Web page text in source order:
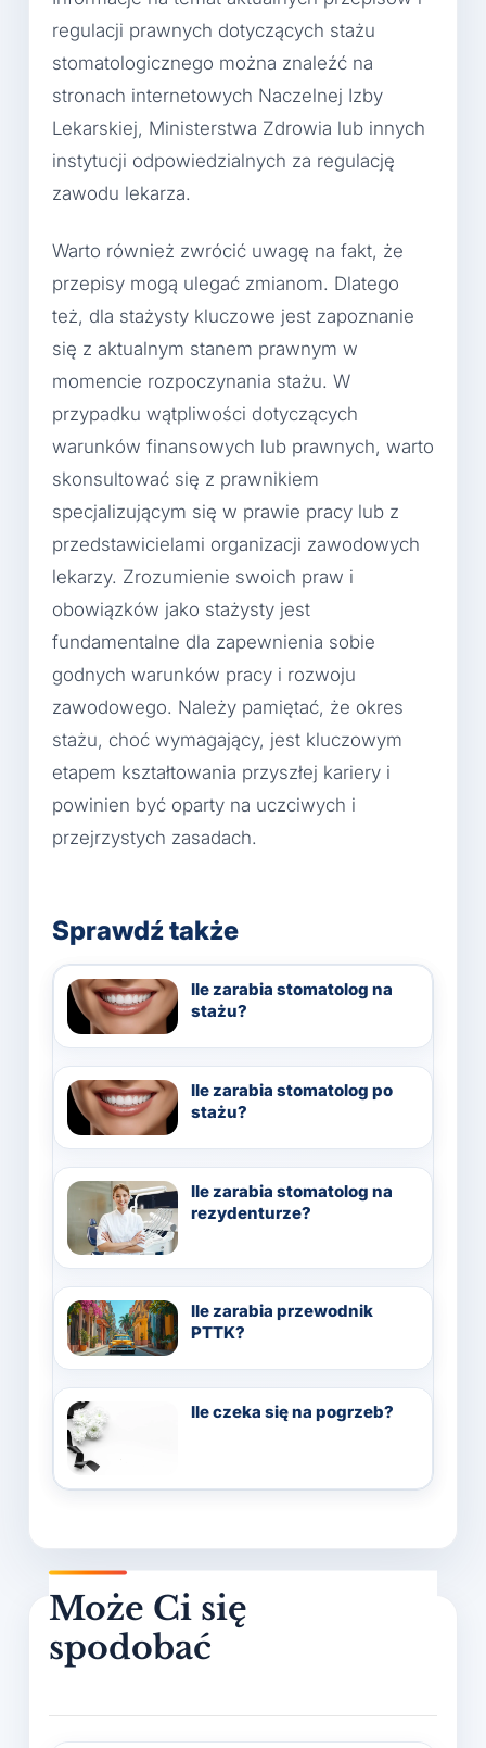
regulacji prawnych dotyczących stażu
stomatologicznego można znaleźć na
stronach internetowych Naczelnej Izby
Lekarskiej, Ministerstwa Zdrowia lub innych
instytucji odpowiedzialnych za regulację
zawodu lekarza.
Warto również zwrócić uwagę na fakt, że
przepisy mogą ulegać zmianom. Dlatego
też, dla stażysty kluczowe jest zapoznanie
się z aktualnym stanem prawnym w
momencie rozpoczynania stażu. W
przypadku wątpliwości dotyczących
warunków finansowych lub prawnych, warto
skonsultować się z prawnikiem
specjalizującym się w prawie pracy lub z
przedstawicielami organizacji zawodowych
lekarzy. Zrozumienie swoich praw i
obowiązków jako stażysty jest
fundamentalne dla zapewnienia sobie
godnych warunków pracy i rozwoju
zawodowego. Należy pamiętać, że okres
stażu, choć wymagający, jest kluczowym
etapem kształtowania przyszłej kariery i
powinien być oparty na uczciwych i
przejrzystych zasadach.
Sprawdź także
Ile zarabia stomatolog na
stażu?
Ile zarabia stomatolog po
stażu?
Ile zarabia stomatolog na
rezydenturze?
Ile zarabia przewodnik
PTTK?
Ile czeka się na pogrzeb?